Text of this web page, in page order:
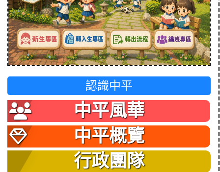
認識中平
中平風華
中平概覽
行政團隊